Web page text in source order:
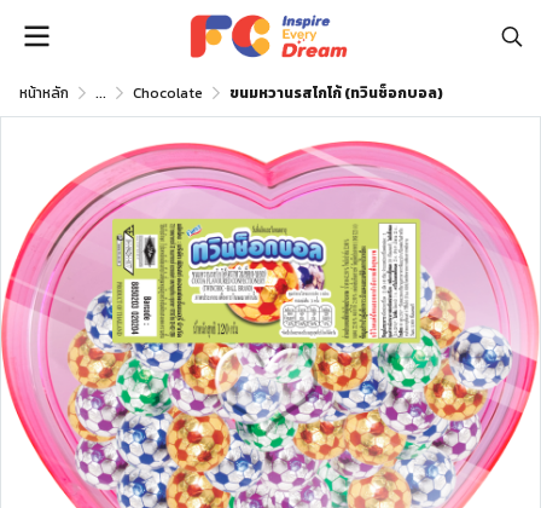
หน้าหลัก ... Chocolate ขนมหวานรสโกโก้ (ทวินช็อกบอล)